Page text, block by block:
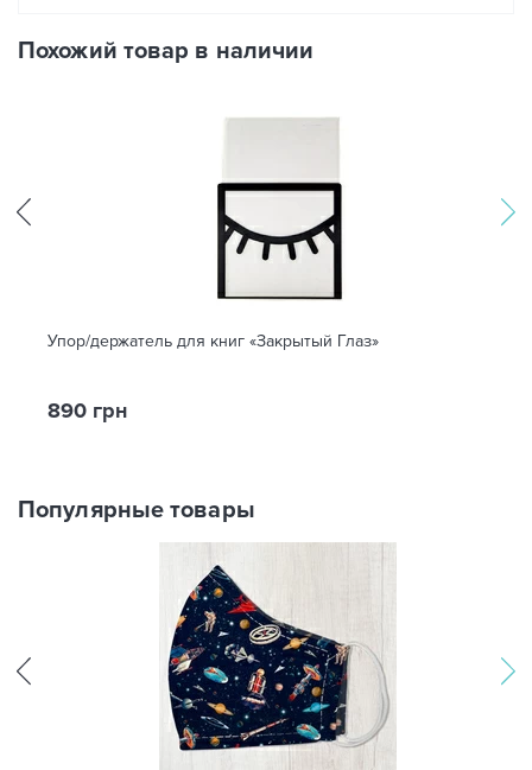
Похожий товар в наличии
Упор/держатель для книг «Закрытый Глаз»
890 грн
Популярные товары